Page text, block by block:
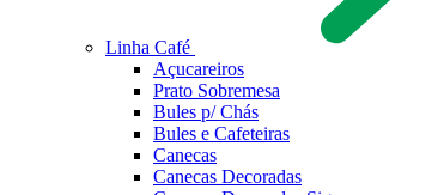
Linha Café
Açucareiros
Prato Sobremesa
Bules p/ Chás
Bules e Cafeteiras
Canecas
Canecas Decoradas